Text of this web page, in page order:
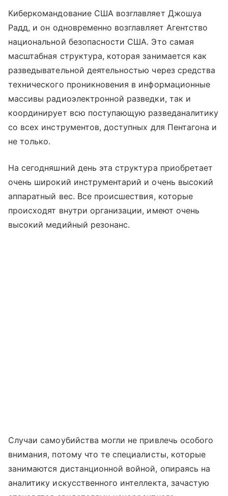
Киберкомандование США возглавляет Джошуа
Радд, и он одновременно возглавляет Агентство
национальной безопасности США. Это самая
масштабная структура, которая занимается как
разведывательной деятельностью через средства
технического проникновения в информационные
массивы радиоэлектронной разведки, так и
координирует всю поступающую разведаналитику
со всех инструментов, доступных для Пентагона и
не только.
На сегодняшний день эта структура приобретает
очень широкий инструментарий и очень высокий
аппаратный вес. Все происшествия, которые
происходят внутри организации, имеют очень
высокий медийный резонанс.
Случаи самоубийства могли не привлечь особого
внимания, потому что те специалисты, которые
занимаются дистанционной войной, опираясь на
аналитику искусственного интеллекта, зачастую